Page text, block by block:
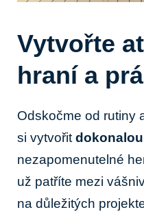
Vytvořte
hraní a
Odskočme od rutiny
si vytvořit
nezapomenutelné
už patříte mezi
na důležitých